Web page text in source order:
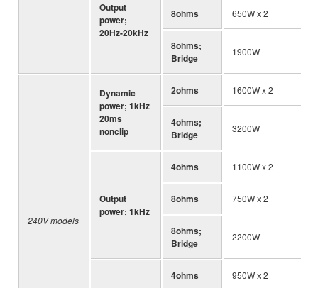
Output
power;
20Hz-20kHz
8ohms 650W x 2
8ohms;
Bridge
1900W
240V models
Dynamic
power; 1kHz
20ms
nonclip
2ohms 1600W x 2
4ohms;
Bridge
3200W
Output
power; 1kHz
4ohms 1100W x 2
8ohms 750W x 2
8ohms;
Bridge
2200W
4ohms 950W x 2